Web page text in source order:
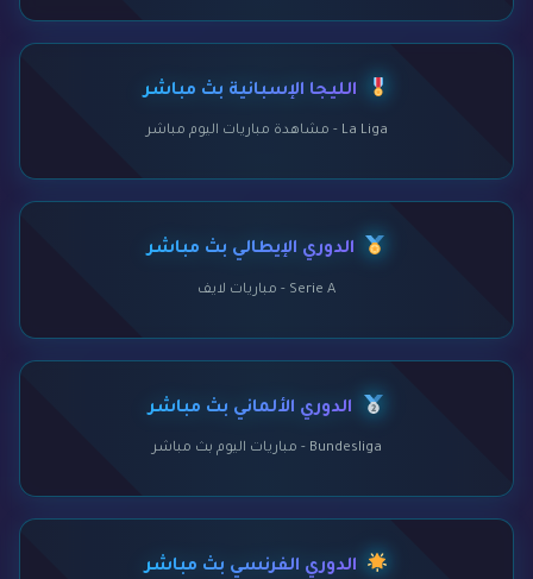
الليجا الإسبانية بث مباشر
La Liga - مشاهدة مباريات اليوم مباشر
الدوري الإيطالي بث مباشر
Serie A - مباريات لايف
الدوري الألماني بث مباشر
Bundesliga - مباريات اليوم بث مباشر
الدوري الفرنسي بث مباشر